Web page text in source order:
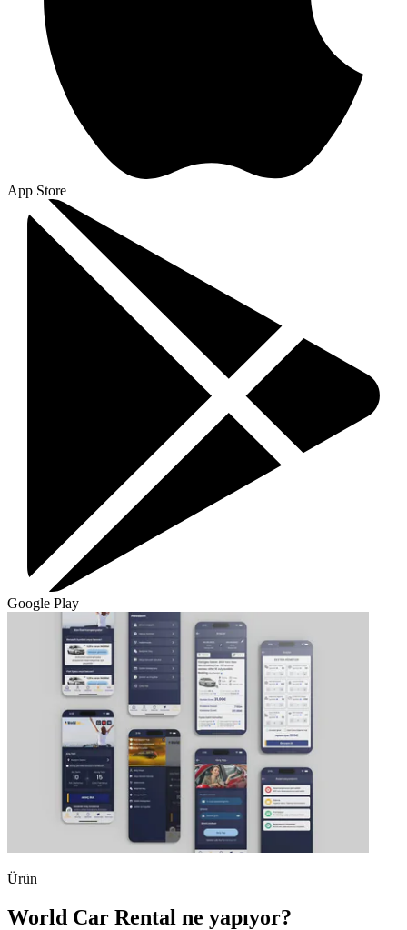
App Store
Google Play
Ürün
World Car Rental ne yapıyor?